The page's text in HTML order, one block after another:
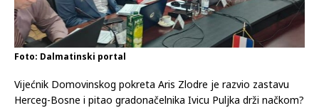
Foto: Dalmatinski portal
Vijećnik Domovinskog pokreta Aris Zlodre je razvio zastavu
Herceg-Bosne i pitao gradonačelnika Ivicu Puljka drži načkom?